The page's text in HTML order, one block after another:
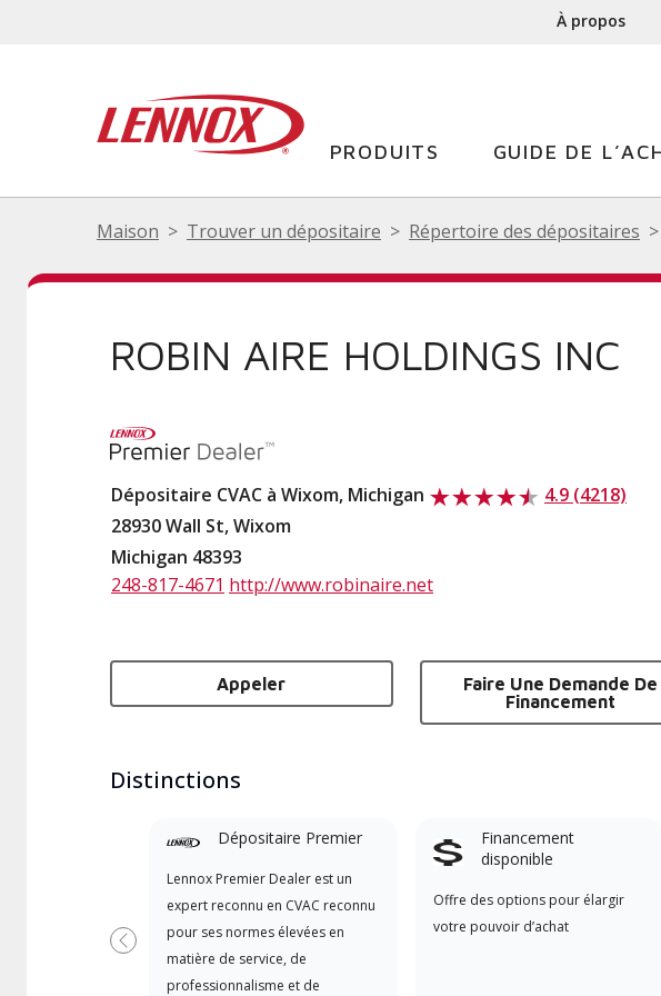
À propos
PRODUITS GUIDE DE
Maison Trouver un dépositaire Répertoire des dépositaires
ROBIN AIRE HOLDINGS INC
Dépositaire CVAC à Wixom, Michigan
4.9 (4218)
28930 Wall St, Wixom
Michigan 48393
248-817-4671 http://www.robinaire.net
Appeler
Faire Une Demande De
Financement
Distinctions
Dépositaire Premier
Lennox Premier Dealer est un
expert reconnu en CVAC reconnu
pour ses normes élevées en
matière de service, de
professionnalisme et de
Financement
disponible
Offre des options pour élargir
votre pouvoir d’achat
Précédent